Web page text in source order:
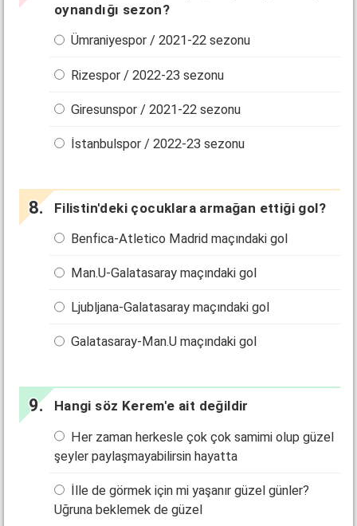
oynandığı sezon?
Ümraniyespor / 2021-22 sezonu
Rizespor / 2022-23 sezonu
Giresunspor / 2021-22 sezonu
İstanbulspor / 2022-23 sezonu
Filistin'deki çocuklara armağan ettiği gol?
Benfica-Atletico Madrid maçındaki gol
Man.U-Galatasaray maçındaki gol
Ljubljana-Galatasaray maçındaki gol
Galatasaray-Man.U maçındaki gol
Hangi söz Kerem'e ait değildir
Her zaman herkesle çok çok samimi olup güzel
şeyler paylaşmayabilirsin hayatta
İlle de görmek için mi yaşanır güzel günler?
Uğruna beklemek de güzel